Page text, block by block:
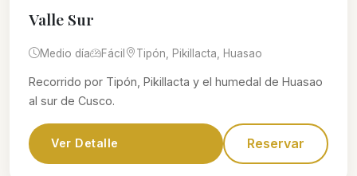
Valle Sur
Medio día Fácil Tipón, Pikillacta, Huasao
Recorrido por Tipón, Pikillacta y el humedal de Huasao
al sur de Cusco.
Ver Detalle Reservar